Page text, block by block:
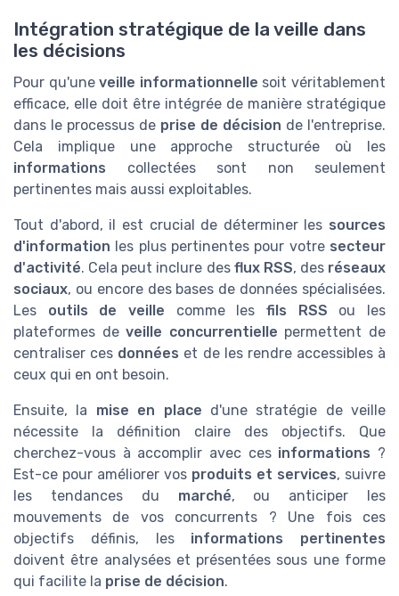
Intégration stratégique de la veille dans
les décisions
Pour qu'uneveille informationnelle soit véritablement
efficace, elle doit être intégrée de manière stratégique
dans le processus de prise de décision de l'entreprise.
Cela implique une approche structurée où les
informations collectées sont non seulement
pertinentes mais aussi exploitables.
Tout d'abord, il est crucial de déterminer les sources
d'information les plus pertinentes pour votre secteur
d'activité. Cela peut inclure des flux RSS, des réseaux
sociaux, ou encore des bases de données spécialisées.
Les outils de veille comme lesfils RSS ou les
plateformes deveille concurrentielle permettent de
centraliser ces données et de les rendre accessibles à
ceux qui en ont besoin.
Ensuite, la mise en place d'une stratégie de veille
nécessite la définition claire des objectifs. Que
cherchez-vous à accomplir avec ces informations ?
Est-ce pour améliorer vos produits et services, suivre
les tendances du marché, ou anticiper les
mouvements de vos concurrents ? Une fois ces
objectifs définis, les informations pertinentes
doivent être analysées et présentées sous une forme
qui facilite la prise de décision.